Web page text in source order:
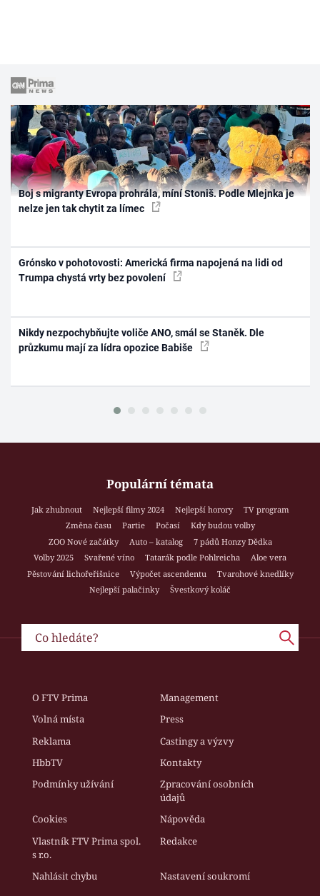
Boj s migranty Evropa prohrála, míní Stoniš. Podle Mlejnka je
nelze jen tak chytit za límec
Grónsko v pohotovosti: Americká firma napojená na lidi od
Trumpa chystá vrty bez povolení
Nikdy nezpochybňujte voliče ANO, smál se Staněk. Dle
průzkumu mají za lídra opozice Babiše
Populární témata
Jak zhubnout Nejlepší filmy 2024 Nejlepší horory
TV program
Změna času
Partie Počasí
Kdy budou volby
ZOO Nové začátky
Auto – katalog
7 pádů Honzy Dědka
Volby 2025
Svařené víno Tatarák podle Pohlreicha
Aloe vera
Pěstování lichořeřišnice
Výpočet ascendentu
Tvarohové knedlíky
Nejlepší palačinky
Švestkový koláč
O FTV Prima
Management
Volná místa
Press
Reklama
Castingy a výzvy
HbbTV
Kontakty
Podmínky užívání
Zpracování osobních
údajů
Cookies
Nápověda
Vlastník FTV Prima spol.
s r.o.
Redakce
Nahlásit chybu Nastavení soukromí